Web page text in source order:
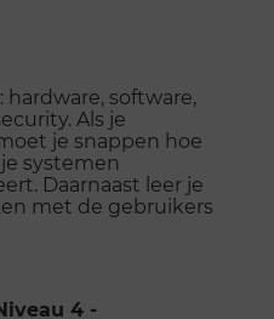
hardware, software,
Als je
je snappen hoe
systemen
Daarnaast leer je
met de gebruikers
4 -